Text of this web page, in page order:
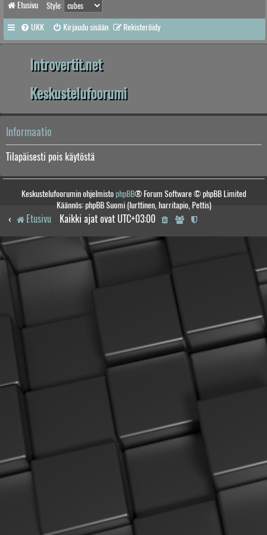
Etusivu Style:
UKK Kirjaudu sisään Rekisteröidy
Introvertit.net
Keskustelufoorumi
Informaatio
Tilapäisesti pois käytöstä
Keskustelufoorumin ohjelmistophpBB® Forum Software © phpBB Limited
Käännös: phpBB Suomi (lurttinen, harritapio, Pettis)
Etusivu Kaikki ajat ovat UTC+03:00